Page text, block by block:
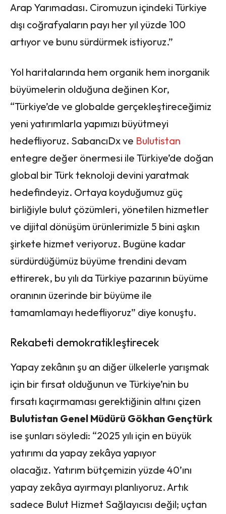
Arap Yarımadası. Ciromuzun içindeki Türkiye
dışı coğrafyaların payı her yıl yüzde 100
artıyor ve bunu sürdürmek istiyoruz.”
Yol haritalarında hem organik hem inorganik
büyümelerin olduğuna değinen Kor,
“Türkiye’de ve globalde gerçekleştireceğimiz
yeni yatırımlarla yapımızı büyütmeyi
hedefliyoruz. SabancıDx ve Bulutistan
entegre değer önermesi ile Türkiye’de doğan
global bir Türk teknoloji devini yaratmak
hedefindeyiz. Ortaya koyduğumuz güç
birliğiyle bulut çözümleri, yönetilen hizmetler
ve dijital dönüşüm ürünlerimizle 5 bini aşkın
şirkete hizmet veriyoruz. Bugüne kadar
sürdürdüğümüz büyüme trendini devam
ettirerek, bu yılı da Türkiye pazarının büyüme
oranının üzerinde bir büyüme ile
tamamlamayı hedefliyoruz” diye konuştu.
Rekabeti demokratikleştirecek
Yapay zekânın şu an diğer ülkelerle yarışmak
için bir fırsat olduğunun ve Türkiye’nin bu
fırsatı kaçırmaması gerektiğinin altını çizen
Bulutistan Genel Müdürü Gökhan Gençtürk
ise şunları söyledi: “2025 yılı için en büyük
yatırımı da yapay zekâya yapıyor
olacağız. Yatırım bütçemizin yüzde 40’ını
yapay zekâya ayırmayı planlıyoruz. Artık
sadece Bulut Hizmet Sağlayıcısı değil; uçtan